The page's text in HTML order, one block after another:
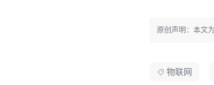
原创声明：本文
物联网